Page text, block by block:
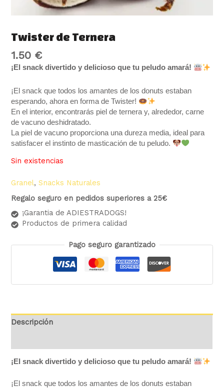
Twister de Ternera
1.50 €
¡El snack divertido y delicioso que tu peludo amará!
¡El snack que todos los amantes de los donuts estaban
esperando, ahora en forma de Twister!
En el interior, encontrarás piel de ternera y, alrededor, carne
de vacuno deshidratado.
La piel de vacuno proporciona una dureza media, ideal para
satisfacer el instinto de masticación de tu peludo.
Sin existencias
Granel,Snacks Naturales
Regalo seguro en pedidos superiores a 25€
¡Garantia de ADIESTRADOGS!
Productos de primera calidad
Pago seguro garantizado
Descripción
¡El snack divertido y delicioso que tu peludo amará!
¡El snack que todos los amantes de los donuts estaban